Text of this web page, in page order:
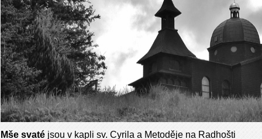
Mše svaté jsou v kapli sv. Cyrila a Metoděje na Radhošti